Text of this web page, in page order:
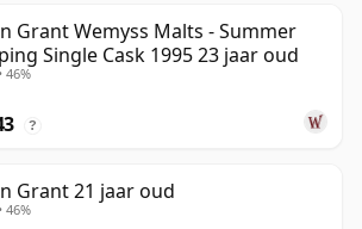
Grant Wemyss Malts - Summer
Single Cask 1995 23 jaar oud
46%
?
Grant 21 jaar oud
46%